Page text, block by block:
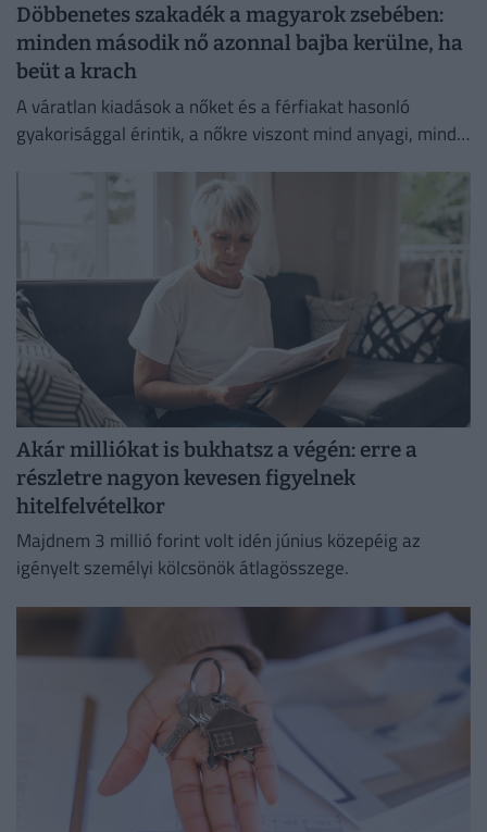
Döbbenetes szakadék a magyarok zsebében:
minden második nő azonnal bajba kerülne, ha
beüt a krach
A váratlan kiadások a nőket és a férfiakat hasonló
gyakorisággal érintik, a nőkre viszont mind anyagi, mind
Akár milliókat is bukhatsz a végén: erre a
részletre nagyon kevesen figyelnek
hitelfelvételkor
Majdnem 3 millió forint volt idén június közepéig az
igényelt személyi kölcsönök átlagösszege.